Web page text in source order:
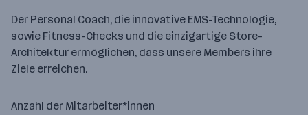
Der Personal Coach, die innovative EMS-Technologie,
sowie Fitness-Checks und die einzigartige Store-
Architektur ermöglichen, dass unsere Members ihre
Ziele erreichen.
Anzahl der Mitarbeiter*innen